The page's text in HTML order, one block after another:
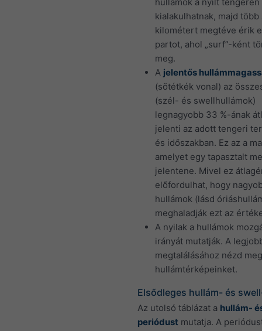
kialakulhatnak, majd több
kilométert megtéve érik
partot, ahol „surf”-ként
meg.
A jelentős
(sötétkék vonal) az
(szél- és swellhullámok)
legnagyobb 33 %-ának
jelenti az adott tengeri
és időszakban. Ez az a
amelyet egy tapasztalt
jelentene. Mivel ez
előfordulhat, hogy
hullámok (lásd
meghaladják ezt az
A nyilak a hullámok
irányát mutatják. A
megtalálásához nézd meg
hullámtérképeinket.
Elsődleges hullám- és
Az utolsó táblázat a hullám-
periódust mutatja. A